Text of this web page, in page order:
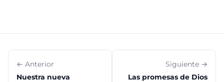
← Anterior
Nuestra nueva
Siguiente →
Las promesas de Dios